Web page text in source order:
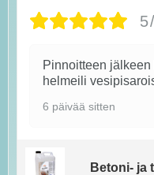
Pinnoitteen
helmeili
6 päivää sitten
Betoni- ja